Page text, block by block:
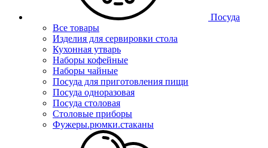
Посуда
Все товары
Изделия для сервировки стола
Кухонная утварь
Наборы кофейные
Наборы чайные
Посуда для приготовления пищи
Посуда одноразовая
Посуда столовая
Столовые приборы
Фужеры.рюмки.стаканы